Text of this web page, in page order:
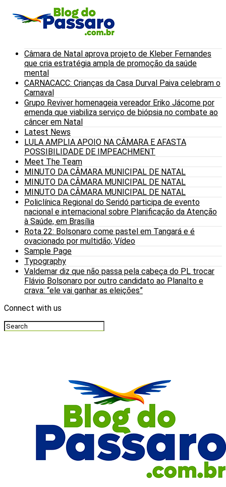
Câmara de Natal aprova projeto de Kleber Fernandes
que cria estratégia ampla de promoção da saúde
mental
CARNACACC: Crianças da Casa Durval Paiva celebram o
Carnaval
Grupo Reviver homenageia vereador Eriko Jácome por
emenda que viabiliza serviço de biópsia no combate ao
câncer em Natal
Latest News
LULA AMPLIA APOIO NA CÂMARA E AFASTA
POSSIBILIDADE DE IMPEACHMENT
Meet The Team
MINUTO DA CÂMARA MUNICIPAL DE NATAL
MINUTO DA CÂMARA MUNICIPAL DE NATAL
MINUTO DA CÂMARA MUNICIPAL DE NATAL
Policlínica Regional do Seridó participa de evento
nacional e internacional sobre Planificação da Atenção
à Saúde, em Brasília
Rota 22: Bolsonaro come pastel em Tangará e é
ovacionado por multidão; Vídeo
Sample Page
Typography
Valdemar diz que não passa pela cabeça do PL trocar
Flávio Bolsonaro por outro candidato ao Planalto e
crava: “ele vai ganhar as eleições”
Connect with us